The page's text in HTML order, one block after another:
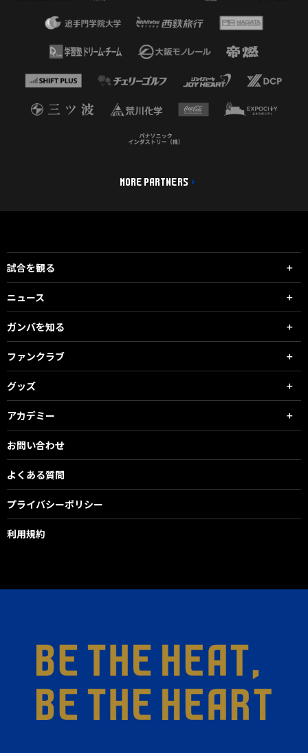
MORE PARTNERS
試合を観る
ニュース
ガンバを知る
ファンクラブ
グッズ
アカデミー
お問い合わせ
よくある質問
プライバシーポリシー
利用規約